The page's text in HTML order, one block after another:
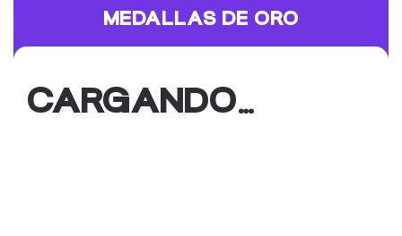
MEDALLAS DE ORO
CARGANDO…